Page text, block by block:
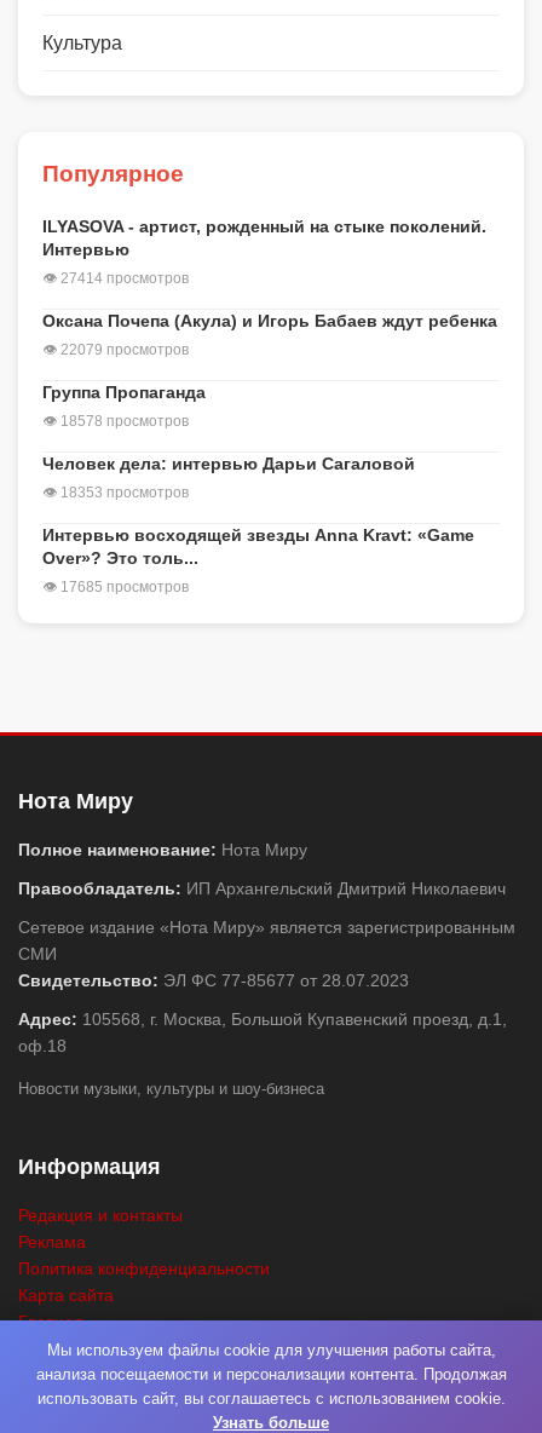
Культура
Популярное
ILYASOVA - артист, рожденный на стыке поколений.
Интервью
👁 27414 просмотров
Оксана Почепа (Акула) и Игорь Бабаев ждут ребенка
👁 22079 просмотров
Группа Пропаганда
👁 18578 просмотров
Человек дела: интервью Дарьи Сагаловой
👁 18353 просмотров
Интервью восходящей звезды Anna Kravt: «Game
Over»? Это толь...
👁 17685 просмотров
Нота Миру
Полное наименование: Нота Миру
Правообладатель: ИП Архангельский Дмитрий Николаевич
Сетевое издание «Нота Миру» является зарегистрированным
СМИ
Свидетельство: ЭЛ ФС 77-85677 от 28.07.2023
Адрес: 105568, г. Москва, Большой Купавенский проезд, д.1,
оф.18
Новости музыки, культуры и шоу-бизнеса
Информация
Редакция и контакты
Реклама
Политика конфиденциальности
Карта сайта
Главная
ПоискМы используем файлы cookie для улучшения работы сайта,
анализа посещаемости и персонализации контента. Продолжая
использовать сайт, вы соглашаетесь с использованием cookie.
Узнать больше